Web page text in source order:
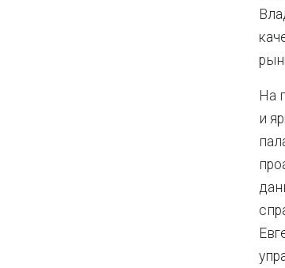
На
и